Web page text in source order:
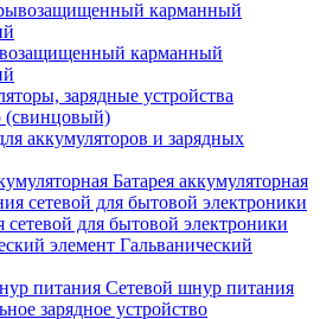
карманный
зарядные устройства
(свинцовый)
аккумуляторов и зарядных
Батарея аккумуляторная
сетевой для бытовой электроники
Гальванический
Сетевой шнур питания